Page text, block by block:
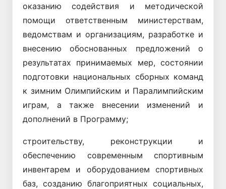
оказанию содействия и методической
помощи ответственным министерствам,
ведомствам и организациям, разработке и
внесению обоснованных предложений о
результатах принимаемых мер, состоянии
подготовки национальных сборных команд
к зимним Олимпийским и Паралимпийским
играм, а также внесении изменений и
дополнений в Программу;
строительству, реконструкции и
обеспечению современным спортивным
инвентарем и оборудованием спортивных
баз, созданию благоприятных социальных,